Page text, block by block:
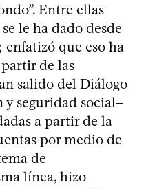
Entre ellas
le ha dado desde
que eso ha
de las
salido del Diálogo
seguridad social–
a partir de la
por medio de
de
línea, hizo